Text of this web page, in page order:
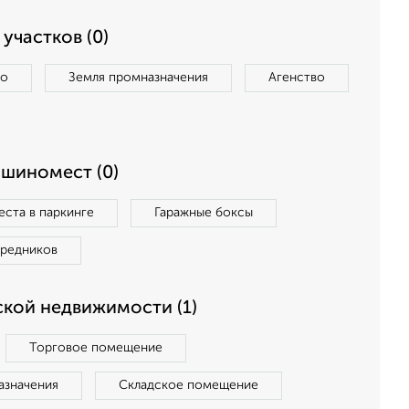
(0)
Земля промназначения Агенство
(0)
в паркинге Гаражные боксы
недвижимости (1)
Торговое помещение
Складское помещение